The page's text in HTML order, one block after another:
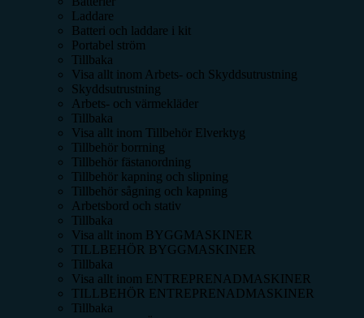
Laddare
Batteri och laddare i kit
Portabel ström
Tillbaka
Visa allt inom Arbets- och Skyddsutrustning
Skyddsutrustning
Arbets- och värmekläder
Tillbaka
Visa allt inom Tillbehör Elverktyg
Tillbehör borrning
Tillbehör fästanordning
Tillbehör kapning och slipning
Tillbehör sågning och kapning
Arbetsbord och stativ
Tillbaka
Visa allt inom BYGGMASKINER
TILLBEHÖR BYGGMASKINER
Tillbaka
Visa allt inom ENTREPRENADMASKINER
TILLBEHÖR ENTREPRENADMASKINER
Tillbaka